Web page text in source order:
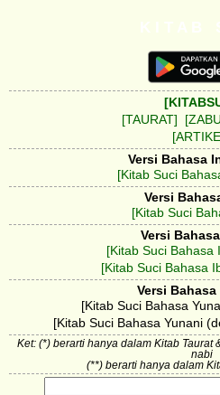
[TAURAT]
Versi Bahasa
[Kitab Suci
Versi
[Kitab Suci
Versi
[Kitab Suci Bahasa
[Kitab Suci Bahasa
Versi
[Kitab Suci Bahasa
[Kitab Suci Bahasa Yunani
Ket: (*) berarti hanya dalam Kitab Taurat
nabi
(**) berarti hanya dalam